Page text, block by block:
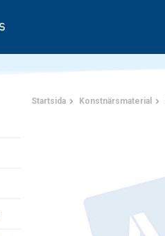
Startsida Konstnärsmaterial